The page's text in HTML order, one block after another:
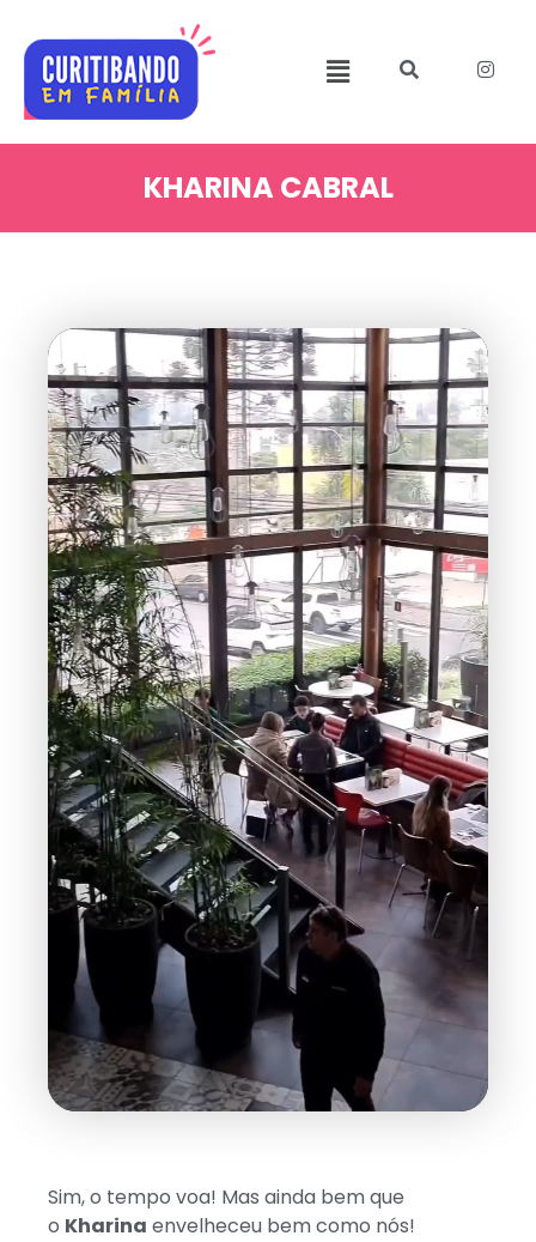
KHARINA CABRAL
Sim, o tempo voa! Mas ainda bem que
o Kharina envelheceu bem como nós!